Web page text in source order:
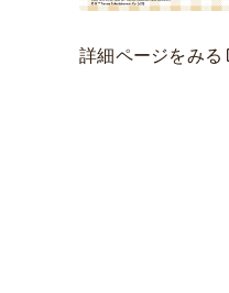
詳細ページをみる